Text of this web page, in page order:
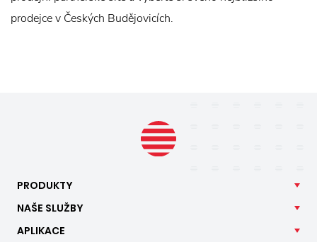
prodejce v Českých Budějovicích.
PRODUKTY
NAŠE SLUŽBY
APLIKACE